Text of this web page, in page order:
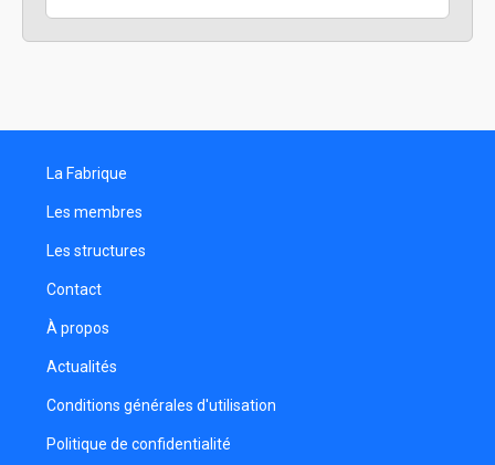
La Fabrique
Les membres
Les structures
Contact
À propos
Actualités
Conditions générales d'utilisation
Politique de confidentialité